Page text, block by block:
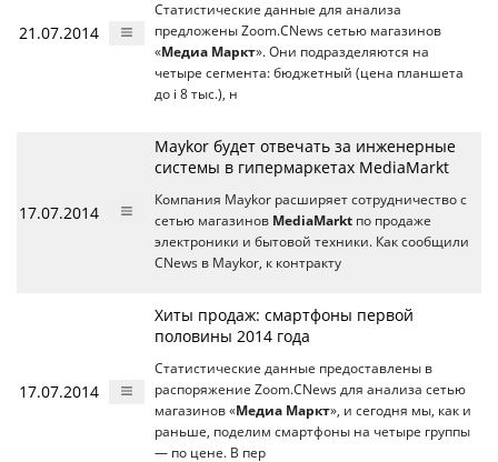
21.07.2014
Статистические данные для анализа
предложены Zoom.CNews сетью магазинов
«Медиа Маркт». Они подразделяются на
четыре сегмента: бюджетный (цена планшета
до i 8 тыс.), н
17.07.2014
Maykor будет отвечать за инженерные
системы в гипермаркетах MediaMarkt
Компания Maykor расширяет сотрудничество с
сетью магазинов MediaMarkt по продаже
электроники и бытовой техники. Как сообщили
CNews в Maykor, к контракту
17.07.2014
Хиты продаж: смартфоны первой
половины 2014 года
Статистические данные предоставлены в
распоряжение Zoom.CNews для анализа сетью
магазинов «Медиа Маркт», и сегодня мы, как и
раньше, поделим смартфоны на четыре группы
— по цене. В пер